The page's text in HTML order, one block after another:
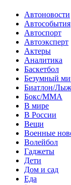
Автоновости
Автособытия
Автоспорт
Автоэксперт
Актеры
Аналитика
Баскетбол
Безумный
Биатлон/
Бокс/MMA
В мире
В России
Вещи
Военные
Волейбол
Гаджеты
Дети
Дом и сад
Еда